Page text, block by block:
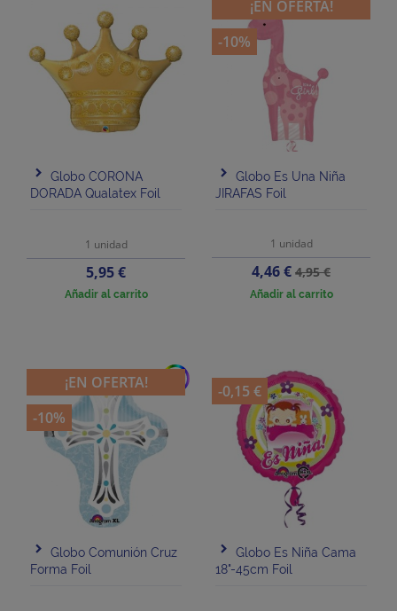
Globo CORONA
DORADA Qualatex Foil
1 unidad
Precio
5,95 €
Añadir al carrito
Globo Es Una Niña
JIRAFAS Foil
1 unidad
Precio
4,46 €Precio
base
4,95 €
Añadir al carrito
¡EN OFERTA!
-10%
add
Globo Comunión Cruz
Forma Foil
¡EN OFERTA!
-10%
Globo Es Niña Cama
18"-45cm Foil
-0,15 €